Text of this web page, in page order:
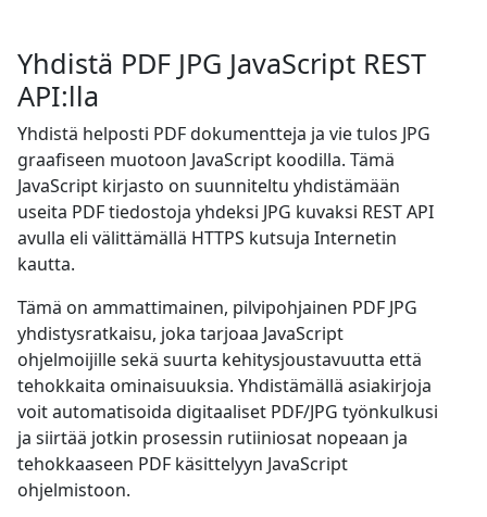
Yhdistä PDF JPG JavaScript REST
API:lla
Yhdistä helposti PDF dokumentteja ja vie tulos JPG
graafiseen muotoon JavaScript koodilla. Tämä
JavaScript kirjasto on suunniteltu yhdistämään
useita PDF tiedostoja yhdeksi JPG kuvaksi REST API
avulla eli välittämällä HTTPS kutsuja Internetin
kautta.
Tämä on ammattimainen, pilvipohjainen PDF JPG
yhdistysratkaisu, joka tarjoaa JavaScript
ohjelmoijille sekä suurta kehitysjoustavuutta että
tehokkaita ominaisuuksia. Yhdistämällä asiakirjoja
voit automatisoida digitaaliset PDF/JPG työnkulkusi
ja siirtää jotkin prosessin rutiiniosat nopeaan ja
tehokkaaseen PDF käsittelyyn JavaScript
ohjelmistoon.